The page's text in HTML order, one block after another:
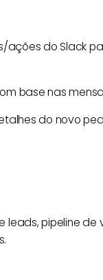
ações do Slack
base nas
do novo
leads, pipeline